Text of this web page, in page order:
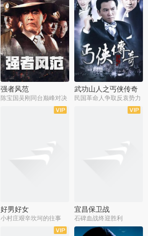
强者风范
陈宝国吴刚同台巅峰对决
武功山人之丐侠传奇
民国革命人争取反袁势力
好男好女
小村庄艰辛坎坷的往事
宜昌保卫战
石碑血战终迎胜利
全25集